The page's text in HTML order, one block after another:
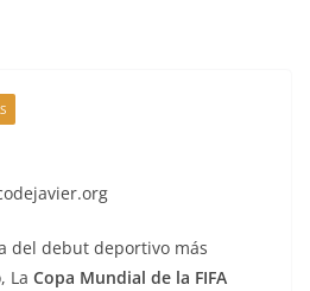
del debut deportivo más
La Copa Mundial de la FIFA